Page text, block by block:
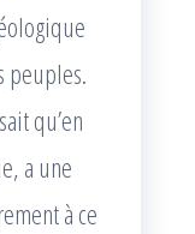
peuples.
qu’en
a une
à ce